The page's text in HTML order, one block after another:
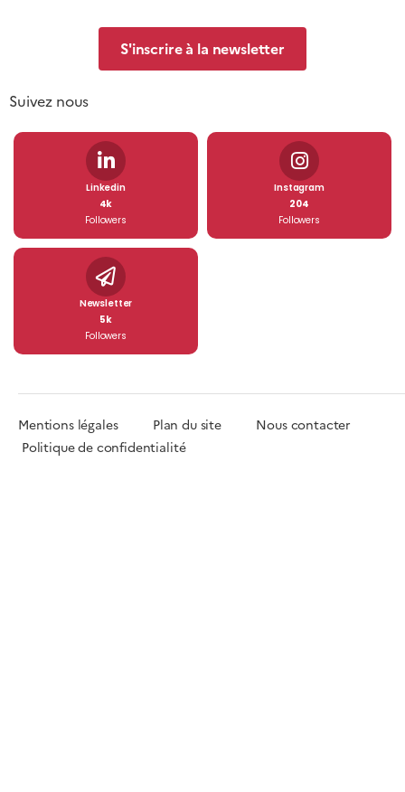
S'inscrire à la newsletter
Suivez nous
Linkedin
4k
Followers
Instagram
204
Followers
Newsletter
5k
Followers
Mentions légales Plan du site Nous contacter
Politique de confidentialité